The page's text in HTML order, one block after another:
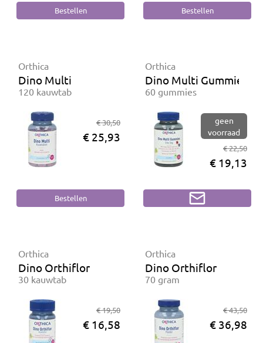
Orthica
Dino Multi
120 kauwtab
€ 30,50
€ 25,93
Orthica
Dino Multi Gummies
60 gummies
geen
voorraad
€ 22,50
€ 19,13
Orthica
Dino Orthiflor
30 kauwtab
€ 19,50
€ 16,58
Orthica
Dino Orthiflor
70 gram
€ 43,50
€ 36,98